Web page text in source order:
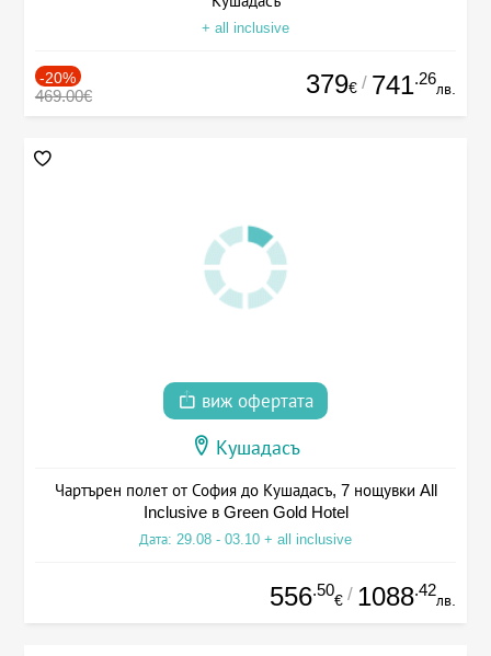
+ all inclusive
-20%
469.00€ 379€ / 741.26
лв.
виж офертата
Кушадасъ
Чартърен полет от София до Кушадасъ, 7 нощувки All
Inclusive в Green Gold Hotel
Дата: 29.08 - 03.10 + all inclusive
556.50
€ / 1088.42
лв.